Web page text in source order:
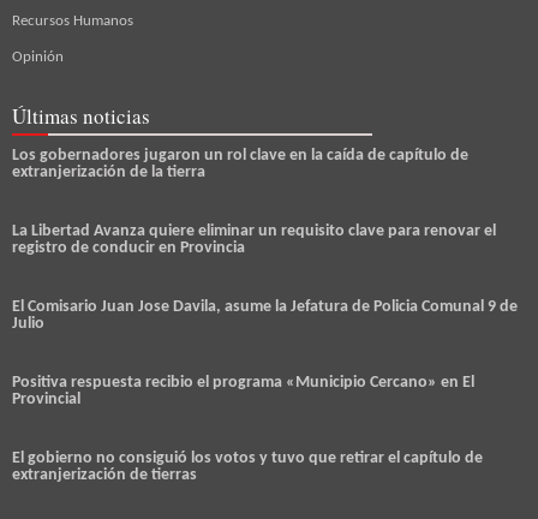
Recursos Humanos
Opinión
Últimas noticias
Los gobernadores jugaron un rol clave en la caída de capítulo de
extranjerización de la tierra
La Libertad Avanza quiere eliminar un requisito clave para renovar el
registro de conducir en Provincia
El Comisario Juan Jose Davila, asume la Jefatura de Policia Comunal 9 de
Julio
Positiva respuesta recibio el programa «Municipio Cercano» en El
Provincial
El gobierno no consiguió los votos y tuvo que retirar el capítulo de
extranjerización de tierras